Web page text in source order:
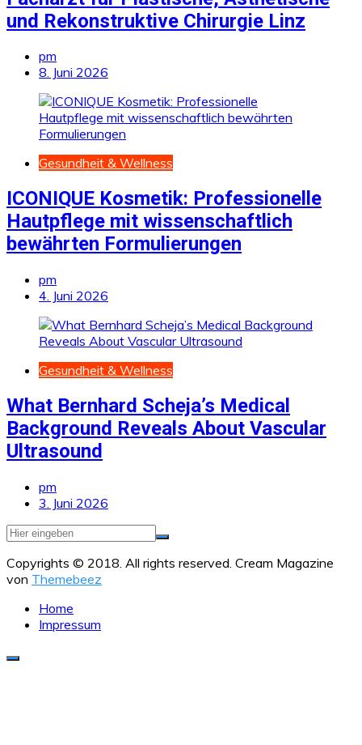
und Rekonstruktive Chirurgie Linz
pm
8. Juni 2026
Gesundheit & Wellness
ICONIQUE Kosmetik: Professionelle
Hautpflege mit wissenschaftlich
bewährten Formulierungen
pm
4. Juni 2026
Gesundheit & Wellness
What Bernhard Scheja’s Medical
Background Reveals About Vascular
Ultrasound
pm
3. Juni 2026
Copyrights © 2018. All rights reserved. Cream Magazine
von Themebeez
Home
Impressum